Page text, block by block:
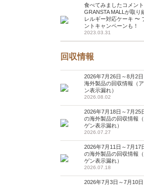
食べてみましたコメン
GRANSTA MALLが取り
レルギー対応ケーキ 〜
ントキャンペーンも！
2023.03.31
回収情報
2026年7月26日～8月2
海外製品の回収情報（
ン表示漏れ）
2026.08.02
2026年7月18日～7月25
の海外製品の回収情報
ゲン表示漏れ）
2026.07.27
2026年7月11日～7月17
の海外製品の回収情報
ゲン表示漏れ）
2026.07.18
2026年7月3日～7月10